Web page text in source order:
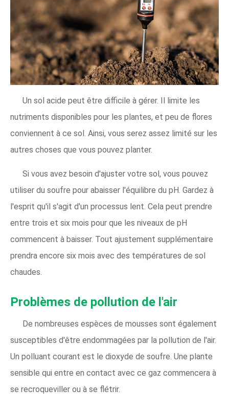
Un sol acide peut être difficile à gérer. Il limite les
nutriments disponibles pour les plantes, et peu de flores
conviennent à ce sol. Ainsi, vous serez assez limité sur les
autres choses que vous pouvez planter.
Si vous avez besoin d'ajuster votre sol, vous pouvez
utiliser du soufre pour abaisser l'équilibre du pH. Gardez à
l'esprit qu'il s'agit d'un processus lent. Cela peut prendre
entre trois et six mois pour que les niveaux de pH
commencent à baisser. Tout ajustement supplémentaire
prendra encore six mois avec des températures de sol
chaudes.
Problèmes de pollution de l'air
De nombreuses espèces de mousses sont également
susceptibles d'être endommagées par la pollution de l'air.
Un polluant courant est le dioxyde de soufre. Une plante
sensible qui entre en contact avec ce gaz commencera à
se recroqueviller ou à se flétrir.